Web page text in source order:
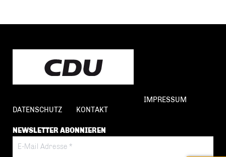
IMPRESSUM
DATENSCHUTZ
KONTAKT
NEWSLETTER ABONNIEREN